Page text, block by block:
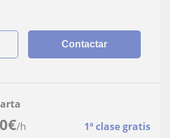
Contactar
€/h 1ª clase gratis